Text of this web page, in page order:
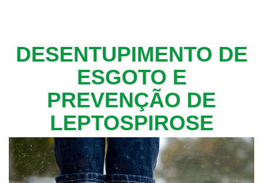
DESENTUPIMENTO DE
ESGOTO E
PREVENÇÃO DE
LEPTOSPIROSE